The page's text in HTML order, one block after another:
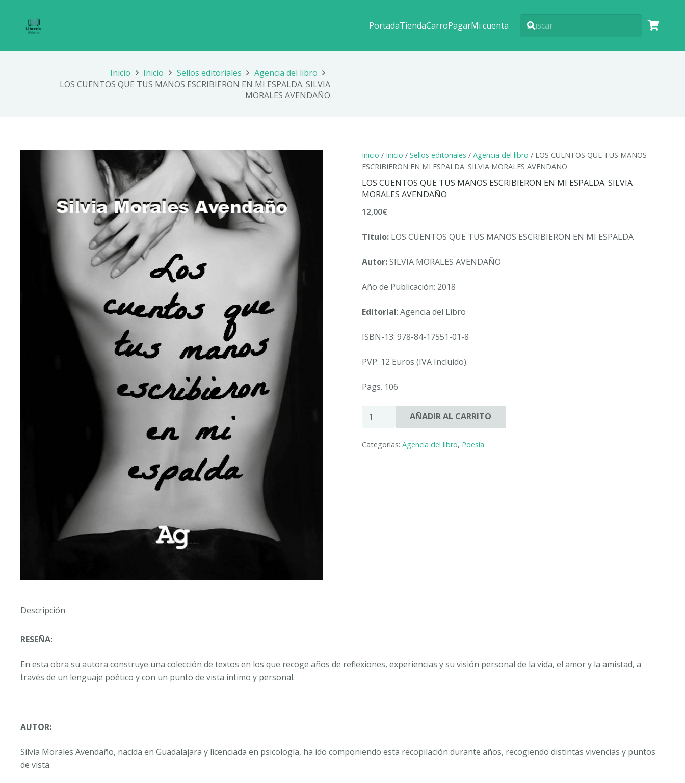
PortadaTiendaCarroPagarMi cuenta
Inicio Inicio Sellos editoriales
Agencia del libro
LOS CUENTOS QUE TUS MANOS ESCRIBIERON EN MI ESPALDA. SILVIA
MORALES AVENDAÑO
Inicio / Inicio / Sellos editoriales / Agencia del libro / LOS CUENTOS QUE TUS MANOS
ESCRIBIERON EN MI ESPALDA. SILVIA MORALES AVENDAÑO
LOS CUENTOS QUE TUS MANOS ESCRIBIERON EN MI ESPALDA. SILVIA
MORALES AVENDAÑO
12,00€
Título:LOS CUENTOS QUE TUS MANOS ESCRIBIERON EN MI ESPALDA
Autor:SILVIA MORALES AVENDAÑO
Año de Publicación: 2018
Editorial: Agencia del Libro
ISBN-13: 978-84-17551-01-8
PVP: 12 Euros (IVA Incluido).
Pags. 106
LOS
CUENTOS
TUS
AÑADIR AL CARRITO
Categorías: Agencia del libro, Poesía
Descripción
RESEÑA:
En esta obra su autora construye una colección de textos en los que recoge años de reflexiones, experiencias y su visión personal de la vida, el amor y la amistad, a
través de un lenguaje poético y con un punto de vista íntimo y personal.
AUTOR:
Silvia Morales Avendaño, nacida en Guadalajara y licenciada en psicología, ha ido componiendo esta recopilación durante años, recogiendo distintas vivencias y puntos
de vista.